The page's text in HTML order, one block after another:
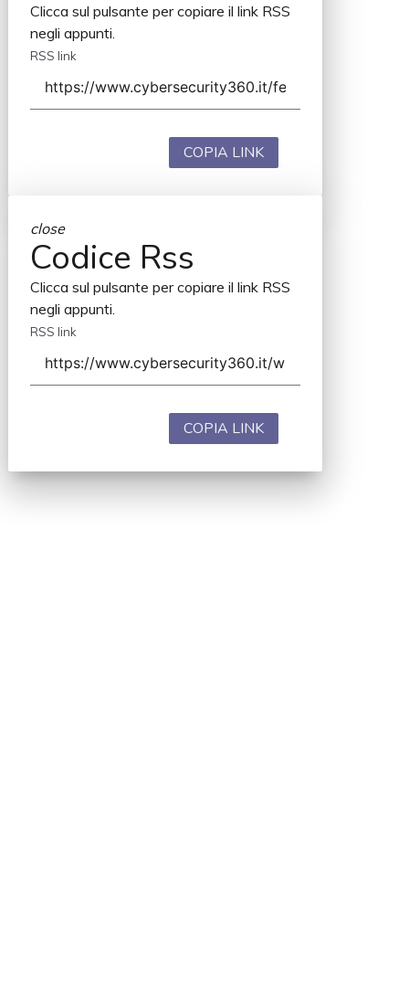
Clicca sul pulsante per copiare il link RSS
negli appunti.
RSS link
COPIA LINK
close
Codice Rss
Clicca sul pulsante per copiare il link RSS
negli appunti.
RSS link
COPIA LINK